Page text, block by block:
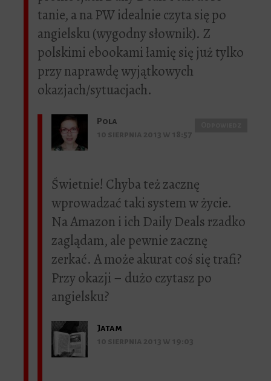
tanie, a na PW idealnie czyta się po
angielsku (wygodny słownik). Z
polskimi ebookami łamię się już tylko
przy naprawdę wyjątkowych
okazjach/sytuacjach.
Pola
Świetnie! Chyba też zacznę
wprowadzać taki system w życie.
Na Amazon i ich Daily Deals rzadko
zaglądam, ale pewnie zacznę
zerkać. A może akurat coś się trafi?
Przy okazji – dużo czytasz po
angielsku?
Jatam